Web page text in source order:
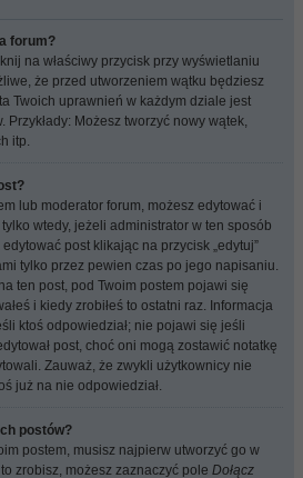
forum?
na właściwy przycisk przy wyświetlaniu
że przed utworzeniem wątku będziesz
Twoich uprawnień w każdym dziale jest
Możesz tworzyć nowy wątek,
itp.
lub moderator forum, możesz edytować i
wtedy, jeżeli administrator w ten sposób
post klikając na przycisk „edytuj”
tylko przez pewien czas po jego napisaniu.
ten post, pod Twoim postem pojawi się
i kiedy zrobiłeś to ostatni raz. Informacja
ktoś odpowiedział; nie pojawi się jeśli
post, choć oni mogą zostawić notatkę
Zauważ, że zwykli użytkownicy nie
już na nie odpowiedział.
postów?
postem, musisz najpierw utworzyć go w
zrobisz, możesz zaznaczyć pole Dołącz